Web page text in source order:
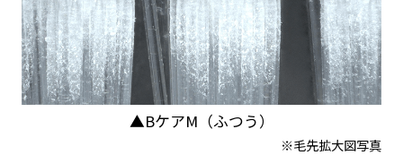
▲BケアM（ふつう）
※毛先拡大図写真